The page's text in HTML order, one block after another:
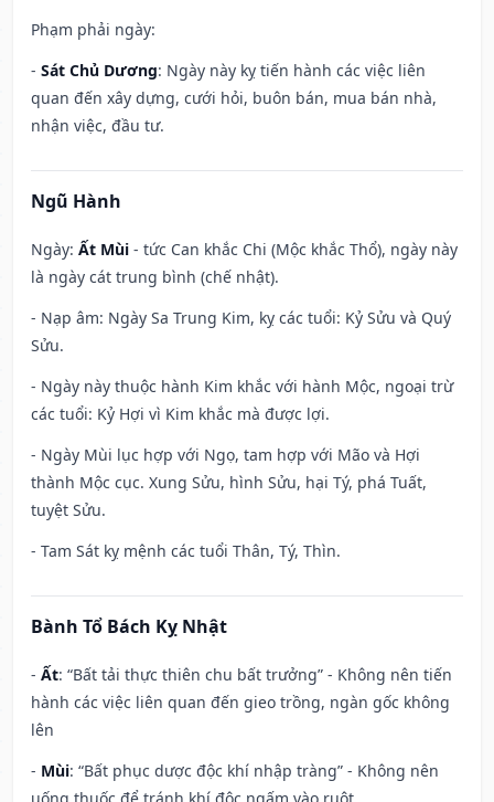
Phạm phải ngày:
- Sát Chủ Dương: Ngày này kỵ tiến hành các việc liên
quan đến xây dựng, cưới hỏi, buôn bán, mua bán nhà,
nhận việc, đầu tư.
Ngũ Hành
Ngày: Ất Mùi - tức Can khắc Chi (Mộc khắc Thổ), ngày này
là ngày cát trung bình (chế nhật).
- Nạp âm: Ngày Sa Trung Kim, kỵ các tuổi: Kỷ Sửu và Quý
Sửu.
- Ngày này thuộc hành Kim khắc với hành Mộc, ngoại trừ
các tuổi: Kỷ Hợi vì Kim khắc mà được lợi.
- Ngày Mùi lục hợp với Ngọ, tam hợp với Mão và Hợi
thành Mộc cục. Xung Sửu, hình Sửu, hại Tý, phá Tuất,
tuyệt Sửu.
- Tam Sát kỵ mệnh các tuổi Thân, Tý, Thìn.
Bành Tổ Bách Kỵ Nhật
- Ất: “Bất tải thực thiên chu bất trưởng” - Không nên tiến
hành các việc liên quan đến gieo trồng, ngàn gốc không
lên
- Mùi: “Bất phục dược độc khí nhập tràng” - Không nên